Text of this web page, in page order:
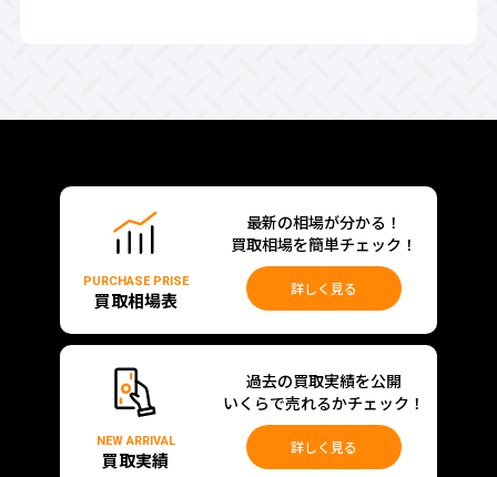
PURCHASE PRISE
買取相場表
最新の相場が分かる！
買取相場を簡単チェック！
詳しく見る
NEW ARRIVAL
買取実績
過去の買取実績を公開
いくらで売れるかチェック！
詳しく見る